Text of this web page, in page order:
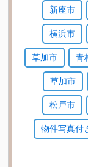
新座市
横浜市
草加市 青
草加市
松戸市
物件写真付